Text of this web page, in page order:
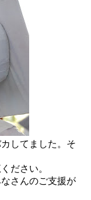
してました。そ
ださい。
さんのご支援が